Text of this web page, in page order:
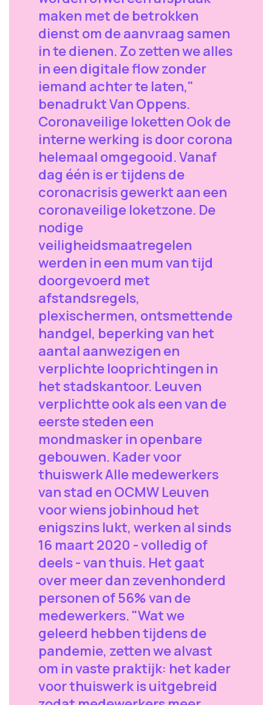
maken met de betrokken
dienst om de aanvraag samen
in te dienen. Zo zetten we alles
in een digitale flow zonder
iemand achter te laten,"
benadrukt Van Oppens.
Coronaveilige loketten Ook de
interne werking is door corona
helemaal omgegooid. Vanaf
dag één is er tijdens de
coronacrisis gewerkt aan een
coronaveilige loketzone. De
nodige
veiligheidsmaatregelen
werden in een mum van tijd
doorgevoerd met
afstandsregels,
plexischermen, ontsmettende
handgel, beperking van het
aantal aanwezigen en
verplichte looprichtingen in
het stadskantoor. Leuven
verplichtte ook als een van de
eerste steden een
mondmasker in openbare
gebouwen. Kader voor
thuiswerk Alle medewerkers
van stad en OCMW Leuven
voor wiens jobinhoud het
enigszins lukt, werken al sinds
16 maart 2020 - volledig of
deels - van thuis. Het gaat
over meer dan zevenhonderd
personen of 56% van de
medewerkers. "Wat we
geleerd hebben tijdens de
pandemie, zetten we alvast
om in vaste praktijk: het kader
voor thuiswerk is uitgebreid